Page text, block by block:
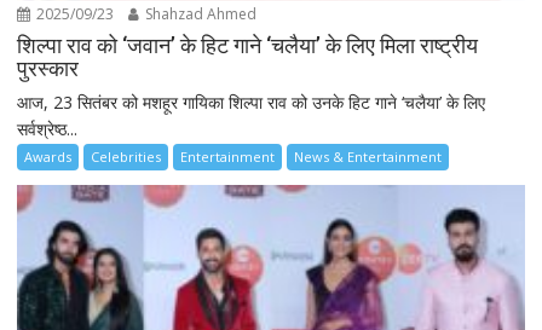
2025/09/23 Shahzad Ahmed
शिल्पा राव को ‘जवान’ के हिट गाने ‘चलैया’ के लिए मिला राष्ट्रीय
पुरस्कार
आज, 23 सितंबर को मशहूर गायिका शिल्पा राव को उनके हिट गाने ‘चलैया’ के लिए
सर्वश्रेष्ठ...
Awards Celebrities Entertainment News & Entertainment